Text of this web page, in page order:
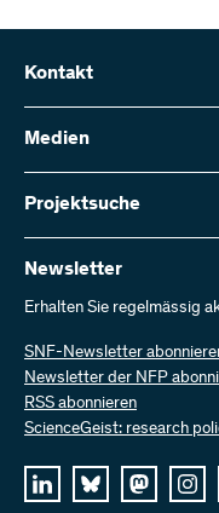
Kontakt
Schweizerischer
Wildhainweg 3
Kontakt aufnehmen
Rechnung senden
Bei uns arbeiten
Offene Stellen
Medien
Medienauskünfte
Jahresbericht
Projektsuche
Hier finden Sie
bewilligten
Projektsuche
Newsletter
Erhalten Sie regelmässig
SNF-Newsletter
Newsletter der NFP
RSS abonnieren
ScienceGeist: research